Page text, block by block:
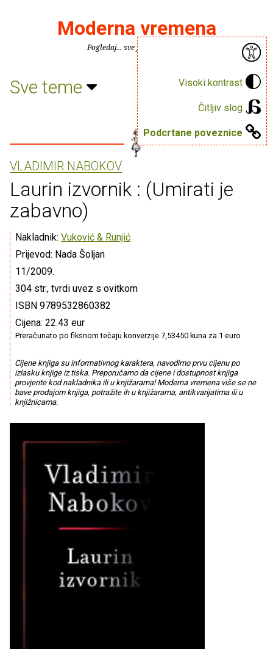
Visoki kontrast
Čitljiv slog
Podcrtane poveznice
Moderna vremena
Pogledaj... sve je puno knjiga.
Sve teme
VLADIMIR NABOKOV
Laurin izvornik : (Umirati je
zabavno)
Nakladnik: Vuković & Runjić
Prijevod: Nada Šoljan
11/2009.
304 str., tvrdi uvez s ovitkom
ISBN 9789532860382
Cijena: 22.43 eur
Preračunato po fiksnom tečaju konverzije 7,53450 kuna za 1 euro
Cijene knjiga su informativnog karaktera, navodimo prvu cijenu po
izlasku knjige iz tiska. Preporučamo da cijene i dostupnost knjiga
provjerite kod nakladnika ili u knjižarama! Moderna vremena više se ne
bave prodajom knjiga, potražite ih u knjižarama, antikvarijatima ili u
knjižnicama.